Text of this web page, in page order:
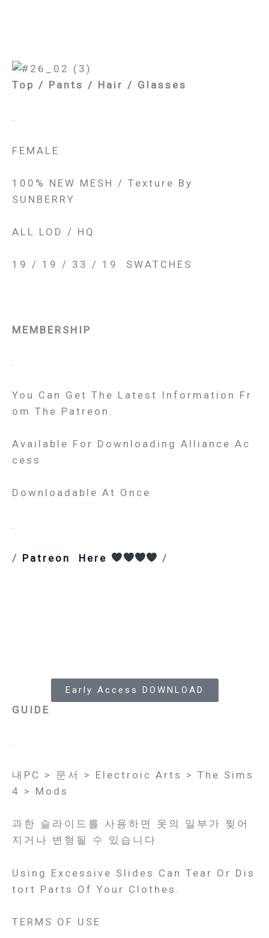
Top / Pants / Hair / Glasses
.
FEMALE
100% NEW MESH / Texture By
SUNBERRY
ALL LOD / HQ
19 / 19 / 33 / 19 SWATCHES
MEMBERSHIP
You Can Get The Latest Information Fr
Om The Patreon.
Available For Downloading Alliance Ac
Cess
Downloadable At Once
.
/ Patreon Here /
Early Access DOWNLOAD
GUIDE
.
내PC > 문서 > Electroic Arts > The Sims
4 > Mods
과한 슬라이드를 사용하면 옷의 일부가 찢어
지거나 변형될 수 있습니다.
Using Excessive Slides Can Tear Or Dis
Tort Parts Of Your Clothes.
TERMS OF USE